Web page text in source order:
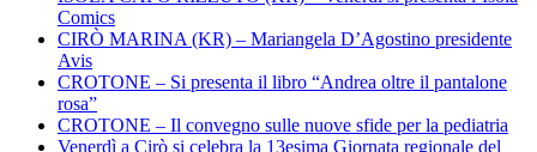
Comics
CIRÒ MARINA (KR) – Mariangela D’Agostino presidente
Avis
CROTONE – Si presenta il libro “Andrea oltre il pantalone
rosa”
CROTONE – Il convegno sulle nuove sfide per la pediatria
Venerdì a Cirò si celebra la 13esima Giornata regionale del